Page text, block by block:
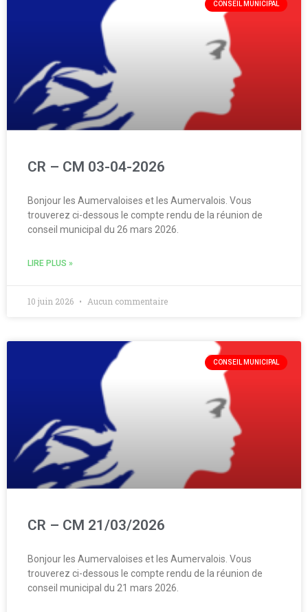
CONSEIL MUNICIPAL
CR – CM 03-04-2026
Bonjour les Aumervaloises et les Aumervalois. Vous
trouverez ci-dessous le compte rendu de la réunion de
conseil municipal du 26 mars 2026.
LIRE PLUS »
10 juin 2026 Aucun commentaire
CONSEIL MUNICIPAL
CR – CM 21/03/2026
Bonjour les Aumervaloises et les Aumervalois. Vous
trouverez ci-dessous le compte rendu de la réunion de
conseil municipal du 21 mars 2026.